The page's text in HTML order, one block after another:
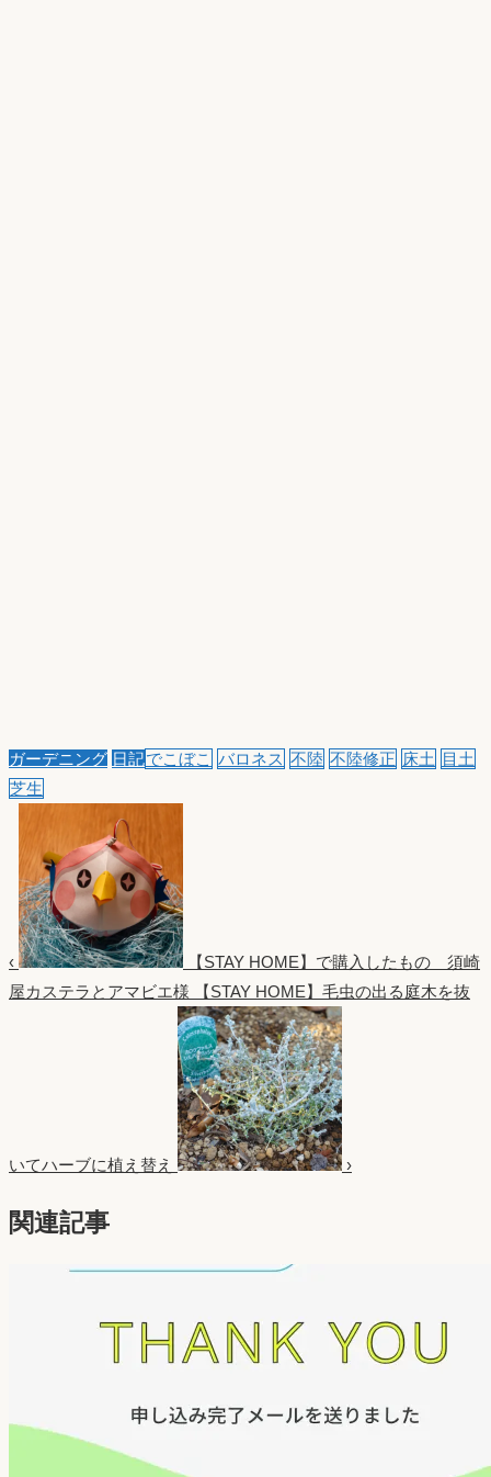
ガーデニング 日記でこぼこ バロネス 不陸 不陸修正 床土 目土
芝生
‹
【STAY HOME】で購入したもの 須崎
屋カステラとアマビエ様
【STAY HOME】毛虫の出る庭木を抜
いてハーブに植え替え ›
関連記事